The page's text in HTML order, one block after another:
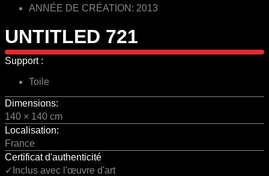
ANNÉE DE CRÉATION: 2013
UNTITLED 721
Support :
Toile
Dimensions:
140 × 140 cm
Localisation:
France
Certificat d'authenticité
✓Inclus avec l'œuvre d'art